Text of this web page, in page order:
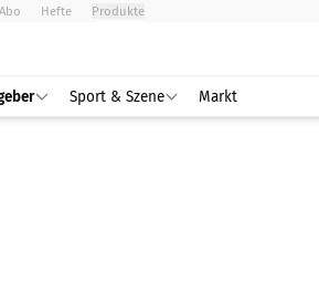
Abo Hefte Produkte
Sport & Szene Markt